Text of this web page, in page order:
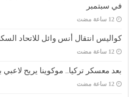
في سبتمبر
‏12 ساعة مضت
كواليس انتقال أنس وائل للاتحاد
‏12 ساعة مضت
بعد معسكر تركيا.. موكوينا يريح لاعبي
‏12 ساعة مضت